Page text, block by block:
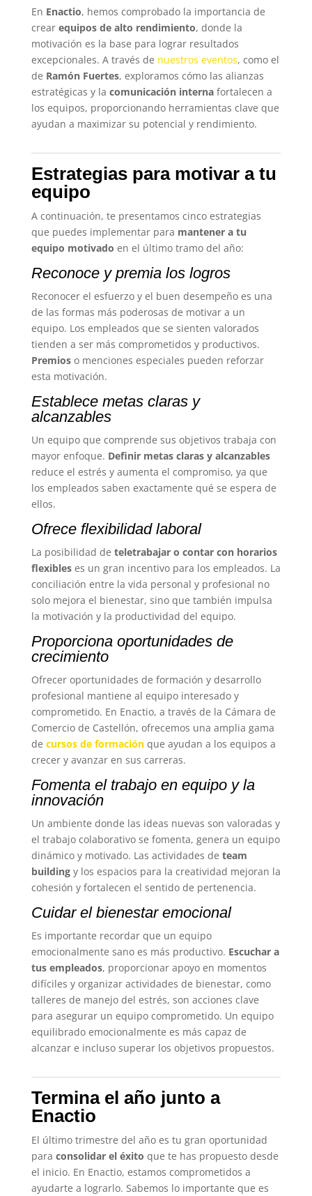
En Enactio, hemos comprobado la importancia de
crear equipos de alto rendimiento, donde la
motivación es la base para lograr resultados
excepcionales. A través de nuestros eventos, como el
de Ramón Fuertes, exploramos cómo las alianzas
estratégicas y la comunicación internafortalecen a
los equipos, proporcionando herramientas clave que
ayudan a maximizar su potencial y rendimiento.
Estrategias para motivar a tu
equipo
A continuación, te presentamos cinco estrategias
que puedes implementar para mantener a tu
equipo motivado en el último tramo del año:
Reconoce y premia los logros
Reconocer el esfuerzo y el buen desempeño es una
de las formas más poderosas de motivar a un
equipo. Los empleados que se sienten valorados
tienden a ser más comprometidos y productivos.
Premioso menciones especiales pueden reforzar
esta motivación.
Establece metas claras y
alcanzables
Un equipo que comprende sus objetivos trabaja con
mayor enfoque. Definir metas claras y alcanzables
reduce el estrés y aumenta el compromiso, ya que
los empleados saben exactamente qué se espera de
ellos.
Ofrece flexibilidad laboral
La posibilidad de teletrabajar o contar con horarios
flexibleses un gran incentivo para los empleados. La
conciliación entre la vida personal y profesional no
solo mejora el bienestar, sino que también impulsa
la motivación y la productividad del equipo.
Proporciona oportunidades de
crecimiento
Ofrecer oportunidades de formación y desarrollo
profesional mantiene al equipo interesado y
comprometido. En Enactio, a través de la Cámara de
Comercio de Castellón, ofrecemos una amplia gama
de cursos de formaciónque ayudan a los equipos a
crecer y avanzar en sus carreras.
Fomenta el trabajo en equipo y la
innovación
Un ambiente donde las ideas nuevas son valoradas y
el trabajo colaborativo se fomenta, genera un equipo
dinámico y motivado. Las actividades de team
buildingy los espacios para la creatividad mejoran la
cohesión y fortalecen el sentido de pertenencia.
Cuidar el bienestar emocional
Es importante recordar que un equipo
emocionalmente sano es más productivo. Escuchar a
tus empleados, proporcionar apoyo en momentos
difíciles y organizar actividades de bienestar, como
talleres de manejo del estrés, son acciones clave
para asegurar un equipo comprometido. Un equipo
equilibrado emocionalmente es más capaz de
alcanzar e incluso superar los objetivos propuestos.
Termina el año junto a
Enactio
El último trimestre del año es tu gran oportunidad
para consolidar el éxito que te has propuesto desde
el inicio. En Enactio, estamos comprometidos a
ayudarte a lograrlo. Sabemos lo importante que es